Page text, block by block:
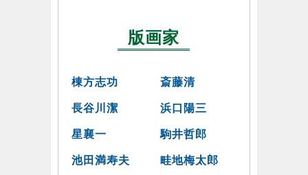
版画家
棟方志功 斎藤清
長谷川潔 浜口陽三
星襄一 駒井哲郎
池田満寿夫 畦地梅太郎